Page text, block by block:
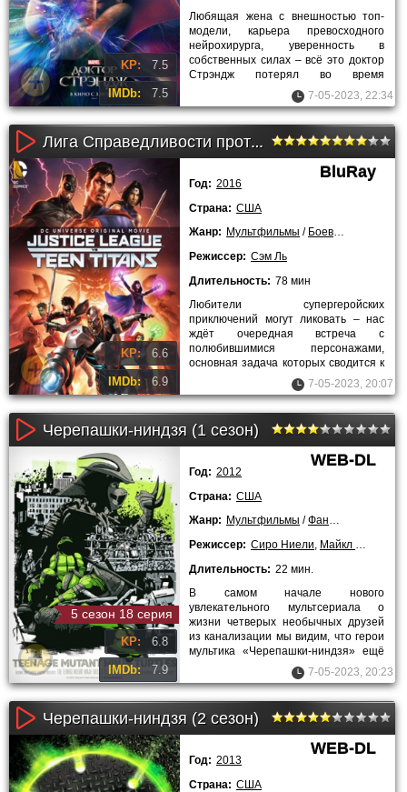
KP: 7.5
IMDb: 7.5
Любящая жена с внешностью топ-
модели, карьера превосходного
нейрохирурга, уверенность в
собственных силах – всё это доктор
Стрэндж потерял во время
трагической автокатастрофы. Он и
сам
7-05-2023, 22:34
Лига Справедливости против Юных Титанов (2016)
KP: 6.6
IMDb: 6.9
BluRay
Год: 2016
Страна: США
Жанр: Мультфильмы / Боевики
Режиссер: Сэм Ль
Длительность: 78 мин
Любители супергеройских
приключений могут ликовать – нас
ждёт очередная встреча с
полюбившимися персонажами,
основная задача которых сводится к
спасению мира от разнообразных
напастей. В
7-05-2023, 20:07
Черепашки-ниндзя (1 сезон)
5 сезон 18 серия
KP: 6.8
IMDb: 7.9
WEB-DL
Год: 2012
Страна: США
Жанр: Мультфильмы /Фантастика
Режиссер: Сиро Ниели, Майкл Чанг
Длительность: 22 мин.
В самом начале нового
увлекательного мультсериала о
жизни четверых необычных друзей
из канализации мы видим, что герои
мультика «Черепашки-ниндзя» ещё
ни разу не выходили на поверхность.
7-05-2023, 20:23
Черепашки-ниндзя (2 сезон)
WEB-DL
Год: 2013
Страна: США